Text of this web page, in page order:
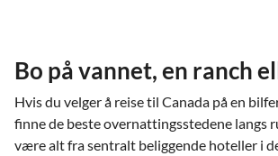
Bo på vannet, en ranch
Hvis du velger å reise til Canada på en
finne de beste overnattingsstedene langs
være alt fra sentralt beliggende hoteller i